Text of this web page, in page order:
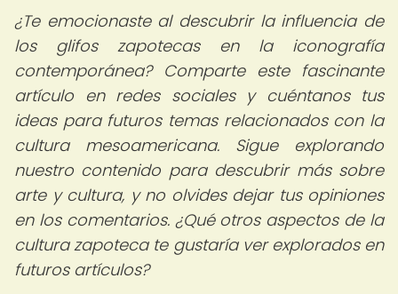
¿Te emocionaste al descubrir la influencia de
los glifos zapotecas en la iconografía
contemporánea? Comparte este fascinante
artículo en redes sociales y cuéntanos tus
ideas para futuros temas relacionados con la
cultura mesoamericana. Sigue explorando
nuestro contenido para descubrir más sobre
arte y cultura, y no olvides dejar tus opiniones
en los comentarios. ¿Qué otros aspectos de la
cultura zapoteca te gustaría ver explorados en
futuros artículos?